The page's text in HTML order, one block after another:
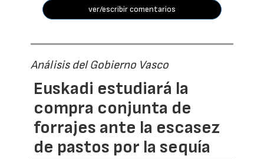
ver/escribir comentarios
Análisis del Gobierno Vasco
Euskadi estudiará la
compra conjunta de
forrajes ante la escasez
de pastos por la sequía